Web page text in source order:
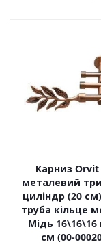
Карниз
металевий
циліндр (20
труба кільце
Мідь
см (00-